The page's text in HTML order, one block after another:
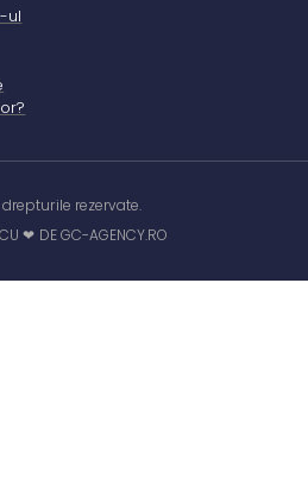
ul
rezervate.
❤ DE GC-AGENCY.RO